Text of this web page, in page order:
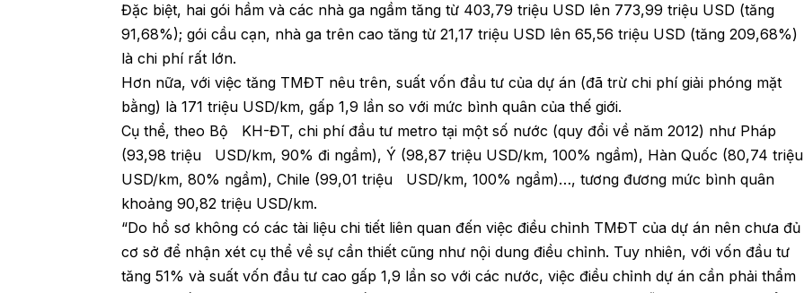
Đặc biệt, hai gói hầm và các nhà ga ngầm tăng từ 403,79 triệu USD lên 773,99 triệu USD (tăng
91,68%); gói cầu cạn, nhà ga trên cao tăng từ 21,17 triệu USD lên 65,56 triệu USD (tăng 209,68%)
là chi phí rất lớn.
Hơn nữa, với việc tăng TMĐT nêu trên, suất vốn đầu tư của dự án (đã trừ chi phí giải phóng mặt
bằng) là 171 triệu USD/km, gấp 1,9 lần so với mức bình quân của thế giới.
Cụ thể, theo Bộ KH-ĐT, chi phí đầu tư metro tại một số nước (quy đổi về năm 2012) như Pháp
(93,98 triệu USD/km, 90% đi ngầm), Ý (98,87 triệu USD/km, 100% ngầm), Hàn Quốc (80,74 triệu
USD/km, 80% ngầm), Chile (99,01 triệu USD/km, 100% ngầm)…, tương đương mức bình quân
khoảng 90,82 triệu USD/km.
“Do hồ sơ không có các tài liệu chi tiết liên quan đến việc điều chỉnh TMĐT của dự án nên chưa đủ
cơ sở để nhận xét cụ thể về sự cần thiết cũng như nội dung điều chỉnh. Tuy nhiên, với vốn đầu tư
tăng 51% và suất vốn đầu tư cao gấp 1,9 lần so với các nước, việc điều chỉnh dự án cần phải thẩm